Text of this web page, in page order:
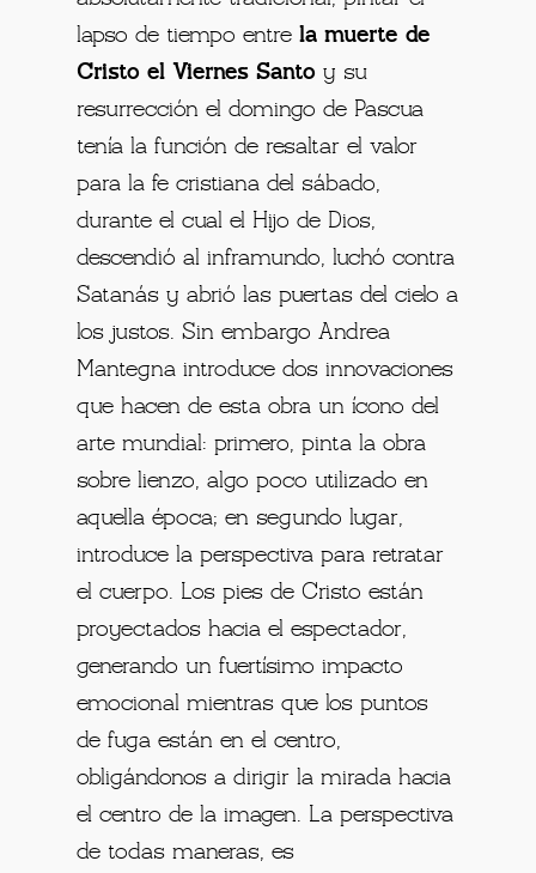
lapso de tiempo entre la muerte de
Cristo el Viernes Santo y su
resurrección el domingo de Pascua
tenía la función de resaltar el valor
para la fe cristiana del sábado,
durante el cual el Hijo de Dios,
descendió al inframundo, luchó contra
Satanás y abrió las puertas del cielo a
los justos. Sin embargo Andrea
Mantegna introduce dos innovaciones
que hacen de esta obra un ícono del
arte mundial: primero, pinta la obra
sobre lienzo, algo poco utilizado en
aquella época; en segundo lugar,
introduce la perspectiva para retratar
el cuerpo. Los pies de Cristo están
proyectados hacia el espectador,
generando un fuertísimo impacto
emocional mientras que los puntos
de fuga están en el centro,
obligándonos a dirigir la mirada hacia
el centro de la imagen. La perspectiva
de todas maneras, es